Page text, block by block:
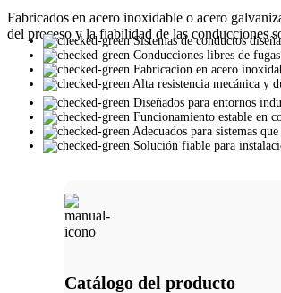
Fabricados en acero inoxidable o acero
del proceso y la fiabilidad de las conducciones
Sistemas de conductos
Conducciones libres de
Fabricación en acero
Alta resistencia mecánica y
Diseñados para entornos
Funcionamiento estable en
Adecuados para sistemas
Solución fiable para
Catálogo del producto